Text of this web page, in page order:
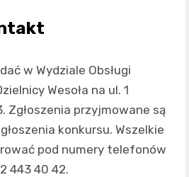
w Wydziale Obsługi
Wesoła na ul. 1
Zgłoszenia przyjmowane są
konkursu. Wszelkie
pod numery telefonów
443 40 42.